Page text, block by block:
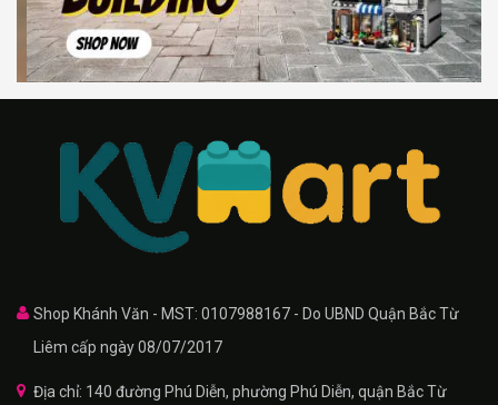
Shop Khánh Văn - MST: 0107988167 - Do UBND Quận Bắc Từ
Liêm cấp ngày 08/07/2017
Địa chỉ: 140 đường Phú Diễn, phường Phú Diễn, quận Bắc Từ